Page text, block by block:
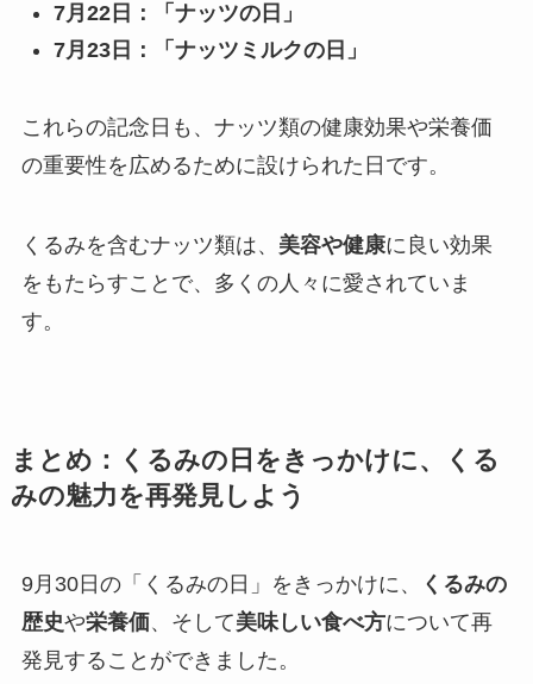
7月22日：「ナッツの日」
7月23日：「ナッツミルクの日」
これらの記念日も、ナッツ類の健康効果や栄養価
の重要性を広めるために設けられた日です。
くるみを含むナッツ類は、 美容や健康に良い効果
をもたらすことで、多くの人々に愛されていま
す。
まとめ：くるみの日をきっかけに、くる
みの魅力を再発見しよう
9月30日の「くるみの日」をきっかけに、
くるみの
歴史や栄養価、そして美味しい食べ方について再
発見することができました。